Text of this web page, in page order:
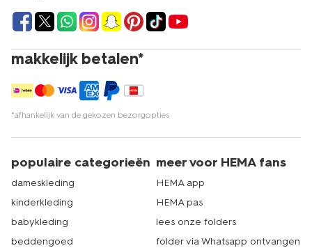
makkelijk betalen*
*afhankelijk van de gekozen bezorgopties
populaire categorieën
dameskleding
kinderkleding
babykleding
beddengoed
meer voor HEMA fans
HEMA app
HEMA pas
lees onze folders
folder via Whatsapp ontvangen